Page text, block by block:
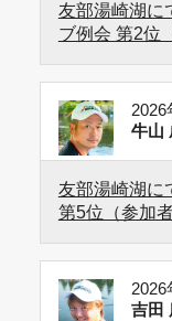
友部湯崎湖に
ブ例会 第2位
2026
牛山
友部湯崎湖に
第5位（参加者
2026
吉田